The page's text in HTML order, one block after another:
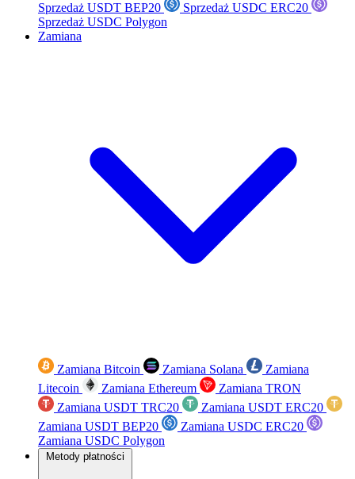
Sprzedaż USDT BEP20
Sprzedaż USDC ERC20
Sprzedaż USDC Polygon
Zamiana
Zamiana Bitcoin Zamiana Solana
Zamiana
Litecoin
Zamiana Ethereum
Zamiana TRON
Zamiana USDT TRC20
Zamiana USDT ERC20
Zamiana USDT BEP20
Zamiana USDC ERC20
Zamiana USDC Polygon
Metody płatności